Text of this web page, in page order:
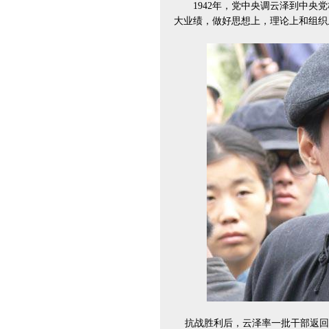
1942年，党中央调云泽到中央党
大业绩，做好思想上，理论上和组织
抗战胜利后，云泽率一批干部返